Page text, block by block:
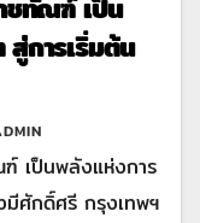
ชทัณฑ์ เป็น
การเริ่มต้น
เป็นพลังแห่งการ
มีศักดิ์ศรี กรุงเทพฯ